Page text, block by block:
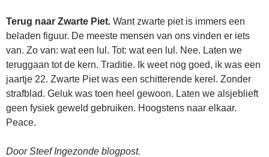
Terug naar Zwarte Piet. Want zwarte piet is immers een
beladen figuur. De meeste mensen van ons vinden er iets
van. Zo van: wat een lul. Tot: wat een lul. Nee. Laten we
teruggaan tot de kern. Traditie. Ik weet nog goed, ik was een
jaartje 22. Zwarte Piet was een schitterende kerel. Zonder
strafblad. Geluk was toen heel gewoon. Laten we alsjeblieft
geen fysiek geweld gebruiken. Hoogstens naar elkaar.
Peace.
Door Steef Ingezonde blogpost.